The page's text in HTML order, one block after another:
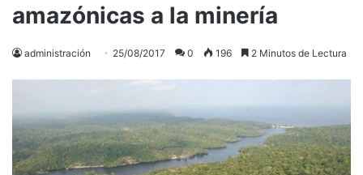
amazónicas a la minería
administración 25/08/2017 0 196 2 Minutos de Lectura